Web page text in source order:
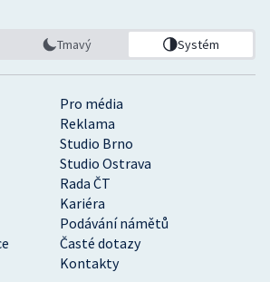
Pro média
Reklama
Studio Brno
Studio Ostrava
Rada ČT
Kariéra
Podávání námětů
Časté dotazy
Kontakty
Tmavý Systém